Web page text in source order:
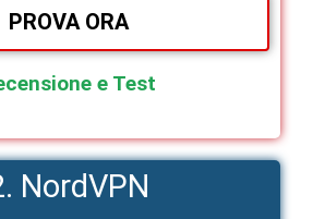
PROVA ORA
e Test
NordVPN